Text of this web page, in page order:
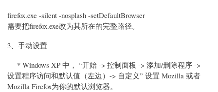
firefox.exe -silent -nosplash -setDefaultBrowser
需要把firefox.exe改为其所在的完整路径。
3、手动设置
* Windows XP 中， “开始 -> 控制面板 -> 添加/删除程序 ->
设置程序访问和默认值（左边）-> 自定义” 设置 Mozilla 或者
Mozilla Firefox为你的默认浏览器。